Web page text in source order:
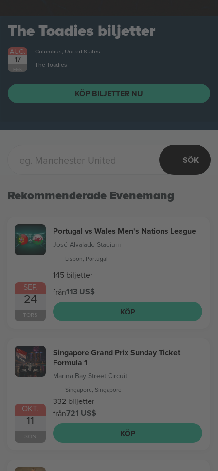
The Toadies biljetter
AUG.
17
MÅN
Columbus, United States
The Toadies
KÖP BILJETTER NU
SÖK
Rekommenderade Evenemang
SEP.
24
TORS
Portugal vs Wales Men's Nations League
José Alvalade Stadium
Lisbon, Portugal
145 biljetter
från113 US$
KÖP
OKT.
11
SÖN
Singapore Grand Prix Sunday Ticket
Formula 1
Marina Bay Street Circuit
Singapore, Singapore
332 biljetter
från721 US$
KÖP